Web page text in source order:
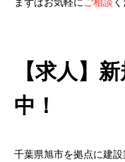
【求人】
中！
千葉県旭市を拠点に建